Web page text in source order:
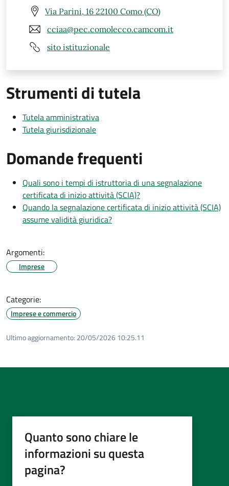
Via Parini, 16 22100 Como (CO)
cciaa@pec.comolecco.camcom.it
sito istituzionale
Strumenti di tutela
Tutela amministrativa
Tutela giurisdizionale
Domande frequenti
Quali sono i tempi di istruttoria di una segnalazione
certificata di inizio attività (SCIA)?
Quando la segnalazione certificata di inizio attività (SCIA)
assume validità giuridica?
Argomenti:
Imprese
Categorie:
Imprese e commercio
Ultimo aggiornamento: 20/05/2026 10:25.11
Quanto sono chiare le
informazioni su questa
pagina?